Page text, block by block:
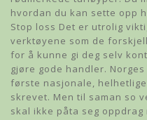
hvordan du kan sette opp
Stop loss Det er utrolig
verktøyene som de
for å kunne gi deg selv
gjøre gode handler.
første nasjonale,
skrevet. Men til saman so
skal ikke påta seg